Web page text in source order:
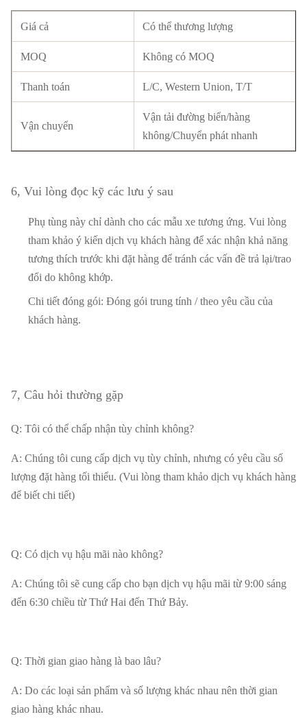
Giá cả Có thể thương lượng
MOQ Không có MOQ
Thanh toán L/C, Western Union, T/T
Vận chuyển
Vận tải đường biển/hàng
không/Chuyển phát nhanh
6, Vui lòng đọc kỹ các lưu ý sau
Phụ tùng này chỉ dành cho các mẫu xe tương ứng. Vui lòng
tham khảo ý kiến ​​dịch vụ khách hàng để xác nhận khả năng
tương thích trước khi đặt hàng để tránh các vấn đề trả lại/trao
đổi do không khớp.
Chi tiết đóng gói: Đóng gói trung tính / theo yêu cầu của
khách hàng.
7, Câu hỏi thường gặp
Q: Tôi có thể chấp nhận tùy chỉnh không?
A: Chúng tôi cung cấp dịch vụ tùy chỉnh, nhưng có yêu cầu số
lượng đặt hàng tối thiểu. (Vui lòng tham khảo dịch vụ khách hàng
để biết chi tiết)
Q: Có dịch vụ hậu mãi nào không?
A: Chúng tôi sẽ cung cấp cho bạn dịch vụ hậu mãi từ 9:00 sáng
đến 6:30 chiều từ Thứ Hai đến Thứ Bảy.
Q: Thời gian giao hàng là bao lâu?
A: Do các loại sản phẩm và số lượng khác nhau nên thời gian
giao hàng khác nhau.